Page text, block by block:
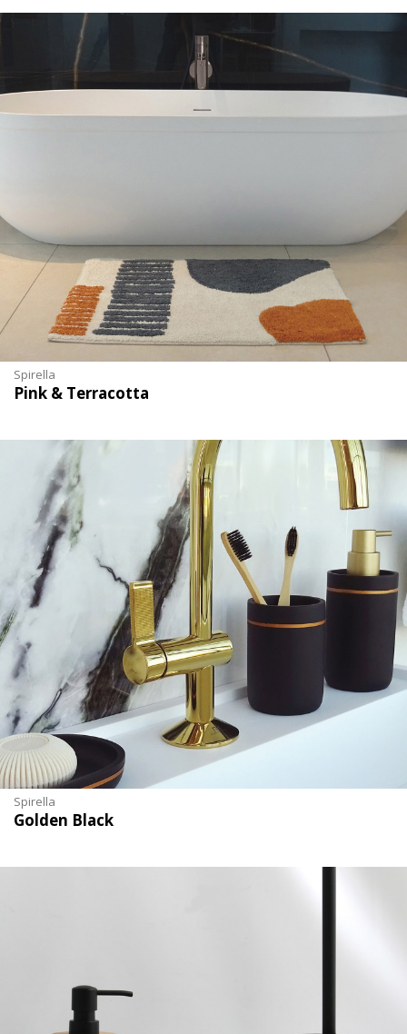
Spirella
Pink & Terracotta
Spirella
Golden Black